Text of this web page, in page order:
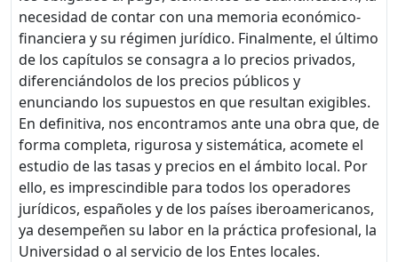
necesidad de contar con una memoria económico-
financiera y su régimen jurídico. Finalmente, el último
de los capítulos se consagra a lo precios privados,
diferenciándolos de los precios públicos y
enunciando los supuestos en que resultan exigibles.
En definitiva, nos encontramos ante una obra que, de
forma completa, rigurosa y sistemática, acomete el
estudio de las tasas y precios en el ámbito local. Por
ello, es imprescindible para todos los operadores
jurídicos, españoles y de los países iberoamericanos,
ya desempeñen su labor en la práctica profesional, la
Universidad o al servicio de los Entes locales.